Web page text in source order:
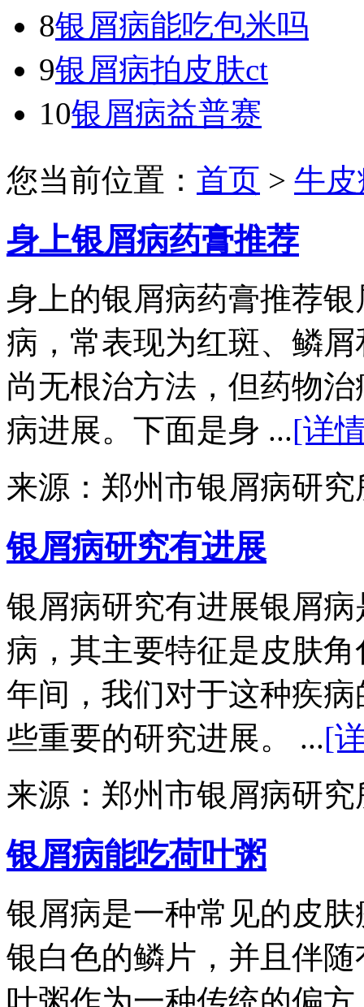
8银屑病能吃包米吗
9银屑病拍皮肤ct
10银屑病益普赛
您当前位置： 首页 > 牛
身上银屑病药膏推荐
身上的银屑病药膏推荐
病，常表现为红斑、鳞
尚无根治方法，但药物
病进展。下面是身 ...[详
来源：郑州市银屑病研
银屑病研究有进展
银屑病研究有进展银屑
病，其主要特征是皮肤
年间，我们对于这种疾
些重要的研究进展。 ...[
来源：郑州市银屑病研
银屑病能吃荷叶粥
银屑病是一种常见的皮
银白色的鳞片，并且伴